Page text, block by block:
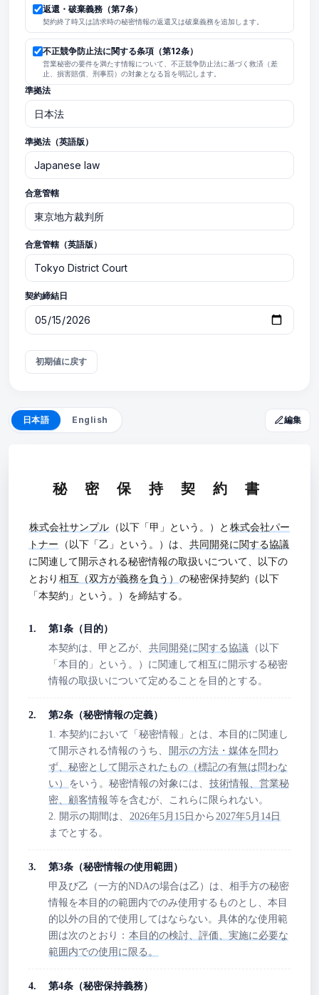
返還・破棄義務（第7条）
契約終了時又は請求時の秘密情報の返還又は破棄義務を追加します。
不正競争防止法に関する条項（第12条）
営業秘密の要件を満たす情報について、不正競争防止法に基づく救済（差
止、損害賠償、刑事罰）の対象となる旨を明記します。
準拠法
準拠法（英語版）
合意管轄
合意管轄（英語版）
契約締結日
初期値に戻す
日本語 English 編集
秘 密 保 持 契 約 書
株式会社サンプル （以下「甲」という。）と 株式会社パー
トナー
（以下「乙」という。）は、 共同開発に関する協議
に関連して開示される秘密情報の取扱いについて、以下の
とおり 相互（双方が義務を負う） の秘密保持契約（以下
「本契約」という。）を締結する。
第1条（目的）
本契約は、甲と乙が、 共同開発に関する協議 （以下
「本目的」という。）に関連して相互に開示する秘密
情報の取扱いについて定めることを目的とする。
第2条（秘密情報の定義）
1. 本契約において「秘密情報」とは、本目的に関連し
て開示される情報のうち、
開示の方法・媒体を問わ
ず、秘密として開示されたもの（標記の有無は問わな
い）
をいう。秘密情報の対象には、 技術情報、営業秘
密、顧客情報等を含むが、これらに限られない。
2. 開示の期間は、 2026年5月15日 から 2027年5月14日
までとする。
第3条（秘密情報の使用範囲）
甲及び乙（一方的NDAの場合は乙）は、相手方の秘密
情報を本目的の範囲内でのみ使用するものとし、本目
的以外の目的で使用してはならない。具体的な使用範
囲は次のとおり： 本目的の検討、評価、実施に必要な
範囲内での使用に限る。
第4条（秘密保持義務）